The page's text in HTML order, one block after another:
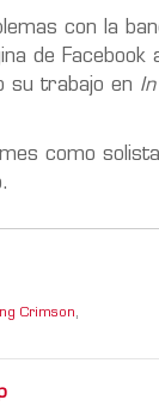
con la
de
su trabajo en
como
Crimson,